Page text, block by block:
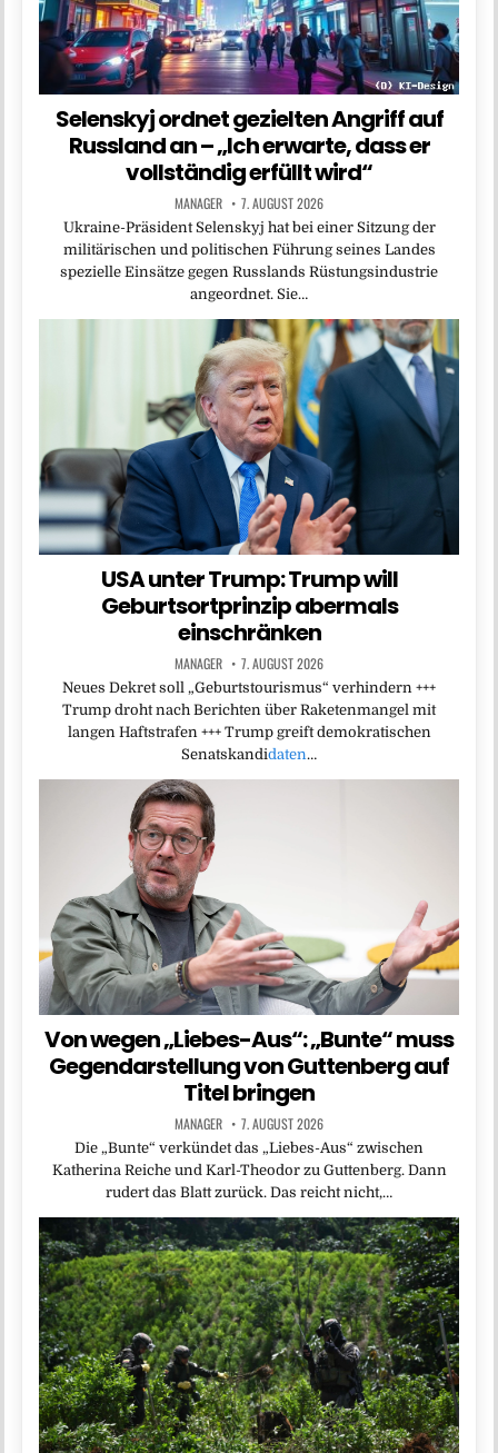
Selenskyj ordnet gezielten Angriff auf
Russland an – „Ich erwarte, dass er
vollständig erfüllt wird“
MANAGER 7. AUGUST 2026
Ukraine-Präsident Selenskyj hat bei einer Sitzung der
militärischen und politischen Führung seines Landes
spezielle Einsätze gegen Russlands Rüstungsindustrie
angeordnet. Sie…
USA unter Trump: Trump will
Geburtsortprinzip abermals
einschränken
MANAGER 7. AUGUST 2026
Neues Dekret soll „Geburtstourismus“ verhindern +++
Trump droht nach Berichten über Raketenmangel mit
langen Haftstrafen +++ Trump greift demokratischen
Senatskandidaten…
Von wegen „Liebes-Aus“: „Bunte“ muss
Gegendarstellung von Guttenberg auf
Titel bringen
MANAGER 7. AUGUST 2026
Die „Bunte“ verkündet das „Liebes-Aus“ zwischen
Katherina Reiche und Karl-Theodor zu Guttenberg. Dann
rudert das Blatt zurück. Das reicht nicht,…